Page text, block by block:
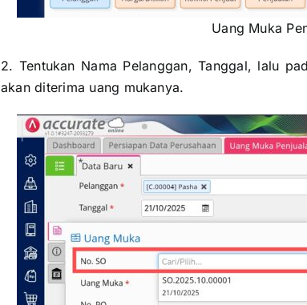
Uang Muka
2. Tentukan Nama Pelanggan, Tanggal, lalu
akan diterima uang mukanya.